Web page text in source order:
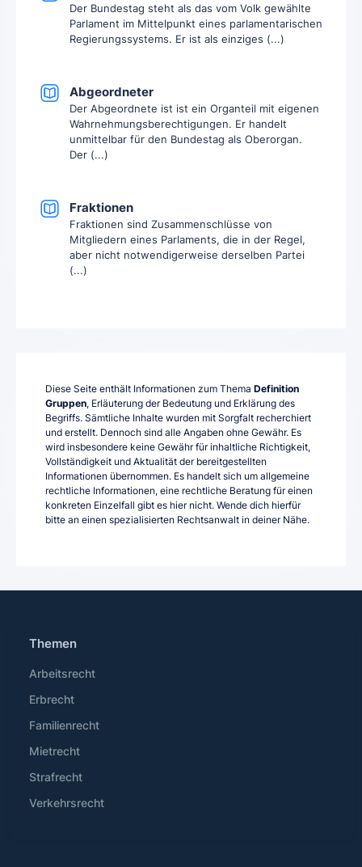
Der Bundestag steht als das vom Volk gewählte
Parlament im Mittelpunkt eines parlamentarischen
Regierungssystems. Er ist als einziges (...)
Abgeordneter
Der Abgeordnete ist ist ein Organteil mit eigenen
Wahrnehmungsberechtigungen. Er handelt
unmittelbar für den Bundestag als Oberorgan.
Der (...)
Fraktionen
Fraktionen sind Zusammenschlüsse von
Mitgliedern eines Parlaments, die in der Regel,
aber nicht notwendigerweise derselben Partei
(...)
Diese Seite enthält Informationen zum Thema Definition
Gruppen, Erläuterung der Bedeutung und Erklärung des
Begriffs. Sämtliche Inhalte wurden mit Sorgfalt recherchiert
und erstellt. Dennoch sind alle Angaben ohne Gewähr. Es
wird insbesondere keine Gewähr für inhaltliche Richtigkeit,
Vollständigkeit und Aktualität der bereitgestellten
Informationen übernommen. Es handelt sich um allgemeine
rechtliche Informationen, eine rechtliche Beratung für einen
konkreten Einzelfall gibt es hier nicht. Wende dich hierfür
bitte an einen spezialisierten Rechtsanwalt in deiner Nähe.
Themen
Arbeitsrecht
Erbrecht
Familienrecht
Mietrecht
Strafrecht
Verkehrsrecht